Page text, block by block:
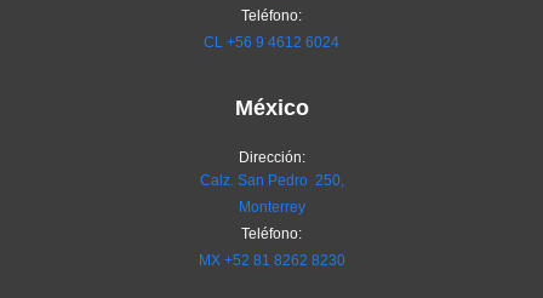
Teléfono:
CL +56 9 4612 6024
México
Dirección:
Calz. San Pedro 250,
Monterrey
Teléfono:
MX +52 81 8262 8230